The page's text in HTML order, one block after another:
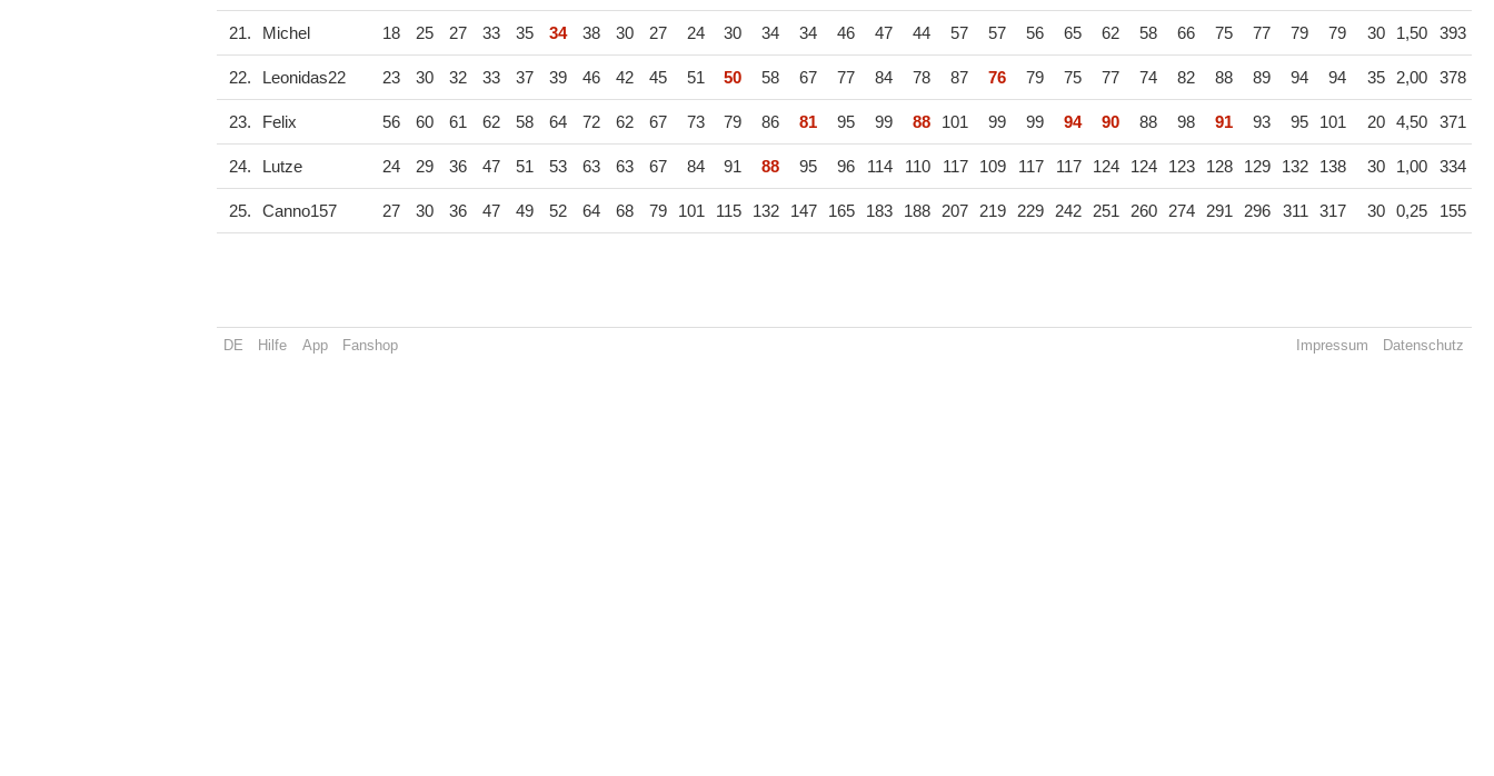
21. Michel 18 25 27 33 35 34 38 30 27 24 30 34 34 46 47 44 57 57 56 65 62 58 66 75 77 79 79 30 1,50 393
22. Leonidas22 23 30 32 33 37 39 46 42 45 51 50 58 67 77 84 78 87 76 79 75 77 74 82 88 89 94 94 35 2,00 378
23. Felix 56 60 61 62 58 64 72 62 67 73 79 86 81 95 99 88 101 99 99 94 90 88 98 91 93 95 101 20 4,50 371
24. Lutze 24 29 36 47 51 53 63 63 67 84 91 88 95 96 114 110 117 109 117 117 124 124 123 128 129 132 138 30 1,00 334
25. Canno157 27 30 36 47 49 52 64 68 79 101 115 132 147 165 183 188 207 219 229 242 251 260 274 291 296 311 317 30 0,25 155
DE Hilfe App Fanshop Impressum Datenschutz